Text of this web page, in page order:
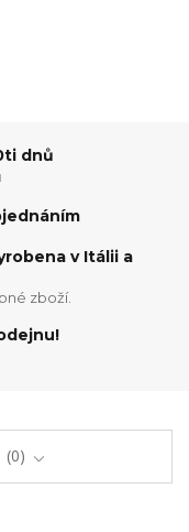
dnů
v Itálii a
zboží.
0